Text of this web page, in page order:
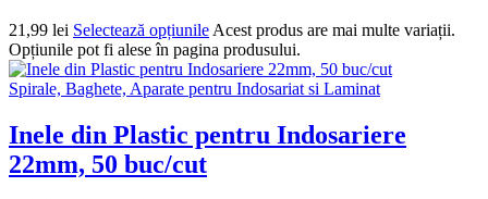
21,99 lei Selectează opțiunile Acest produs are mai multe variații.
Opțiunile pot fi alese în pagina produsului.
Spirale, Baghete, Aparate pentru Indosariat si Laminat
Inele din Plastic pentru Indosariere
22mm, 50 buc/cut